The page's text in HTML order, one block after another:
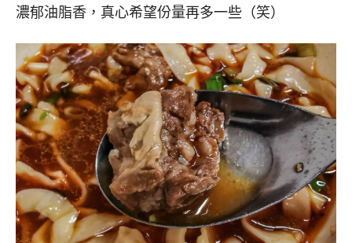
濃郁油脂香，真心希望份量再多一些（笑）